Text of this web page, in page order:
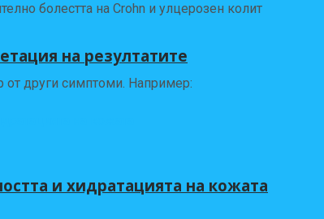
на резултатите
и хидратацията на кожата
болестта на Crohn и улцерозен колит
от други симптоми. Например: